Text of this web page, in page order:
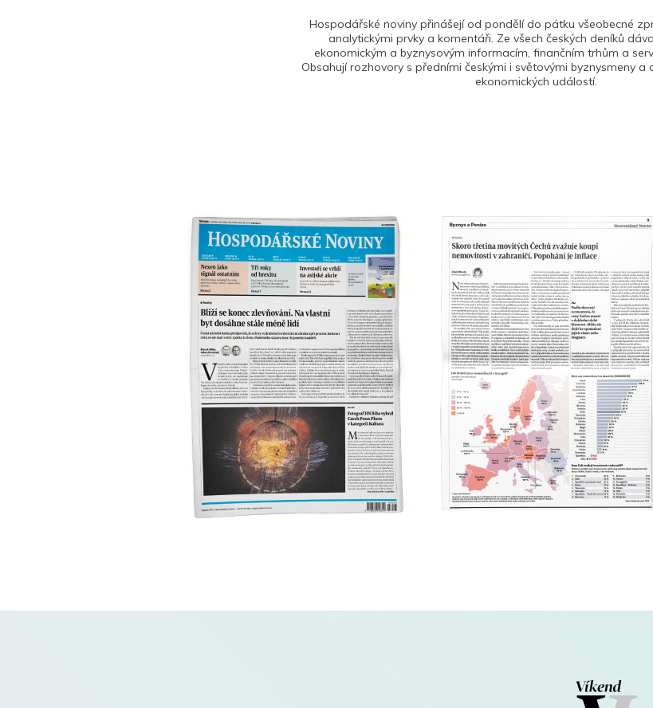
Hospodářské noviny přinášejí od pondělí do pátku všeobecné
analytickými prvky a komentáři. Ze všech českých deníků
ekonomickým a byznysovým informacím, finančním trhům a
Obsahují rozhovory s předními českými i světovými byznysmeny a
ekonomických událostí.